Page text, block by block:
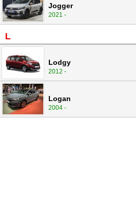
Jogger
2021 -
L
Lodgy
2012 -
Logan
2004 -